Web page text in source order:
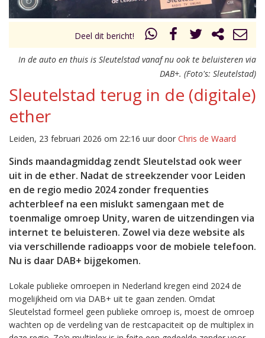
Deel dit bericht!
In de auto en thuis is Sleutelstad vanaf nu ook te beluisteren via
DAB+. (Foto's: Sleutelstad)
Sleutelstad terug in de (digitale)
ether
Leiden, 23 februari 2026 om 22:16 uur door Chris de Waard
Sinds maandagmiddag zendt Sleutelstad ook weer
uit in de ether. Nadat de streekzender voor Leiden
en de regio medio 2024 zonder frequenties
achterbleef na een mislukt samengaan met de
toenmalige omroep Unity, waren de uitzendingen via
internet te beluisteren. Zowel via deze website als
via verschillende radioapps voor de mobiele telefoon.
Nu is daar DAB+ bijgekomen.
Lokale publieke omroepen in Nederland kregen eind 2024 de
mogelijkheid om via DAB+ uit te gaan zenden. Omdat
Sleutelstad formeel geen publieke omroep is, moest de omroep
wachten op de verdeling van de restcapaciteit op de multiplex in